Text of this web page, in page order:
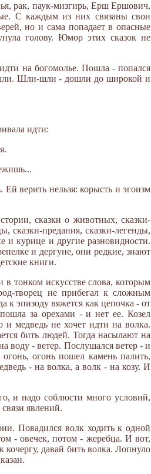
рак, паук-мизгирь, Ерш Ершович,
С каждым из них связаны свои
но и сама попадает в опасные
голову. Юмор этих сказок не
на богомолье. Пошла - попался
Шли-шли - дошли до широкой и
идти:
верить нельзя: корысть и эгоизм
сказки о животных, сказки-
сказки-предания, сказки-легенды,
и курице и другие разновидности.
и дергуне, они редкие, знают
книги.
в тонком искусстве слова, которым
творец не прибегал к сложным
к эпизоду вяжется как цепочка - от
за орехами - и нет ее. Козел
и медведь не хочет идти на волка.
бить людей. Тогда насылают на
воду - ветер. Послушался ветер - и
огонь пошел камень палить,
- на волка, а волк - на козу. И
и надо соблюсти много условий,
явлений.
Повадился волк ходить к одной
- овечек, потом - жеребца. И вот,
кочергу, давай бить волка. Лопнуло